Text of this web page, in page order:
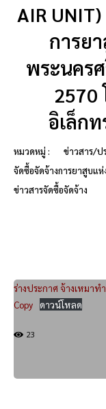
AIR
การย
พระนคร
2570
อิเล็ก
หมวดหมู่ : ข่าวสาร/ป
จัดซื้อจัดจ้างการยาสูบแห่
ข่าวสารจัดซื้อจัดจ้าง
ร่างประกาศ จ้างเหมา
Copy
ดาวน์โหลด
23